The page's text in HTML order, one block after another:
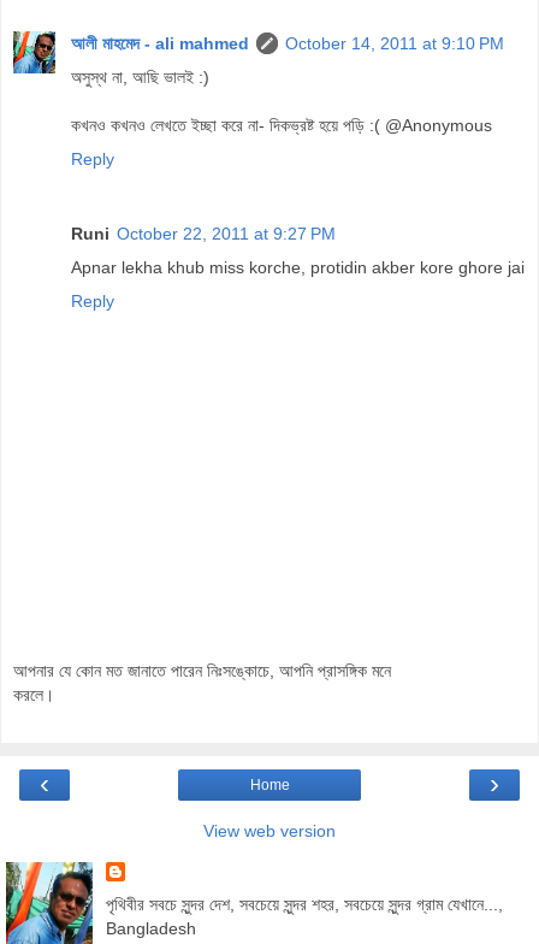
আলী মাহমেদ - ali mahmed
October 14, 2011 at 9:10 PM
অসুস্থ না, আছি ভালই :)
কখনও কখনও লেখতে ইচ্ছা করে না- দিকভ্রষ্ট হয়ে পড়ি :( @Anonymous
Reply
Runi October 22, 2011 at 9:27 PM
Apnar lekha khub miss korche, protidin akber kore ghore jai
Reply
আপনার যে কোন মত জানাতে পারেন নিঃসঙ্কোচে, আপনি প্রাসঙ্গিক মনে
করলে।
‹ ›
Home
View web version
পৃথিবীর সবচে সুন্দর দেশ, সবচেয়ে সুন্দর শহর, সবচেয়ে সুন্দর গ্রাম যেখানে...,
Bangladesh